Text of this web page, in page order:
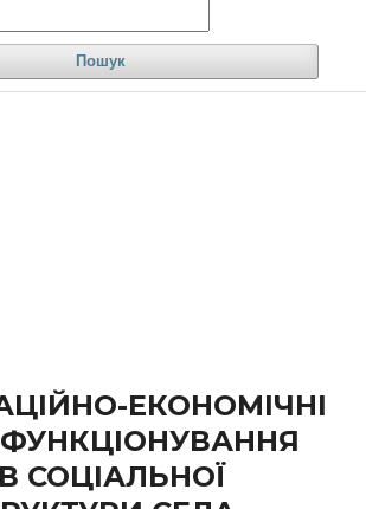
Пошук
ЕКОНОМІЧНІ
СОЦІАЛЬНОЇ